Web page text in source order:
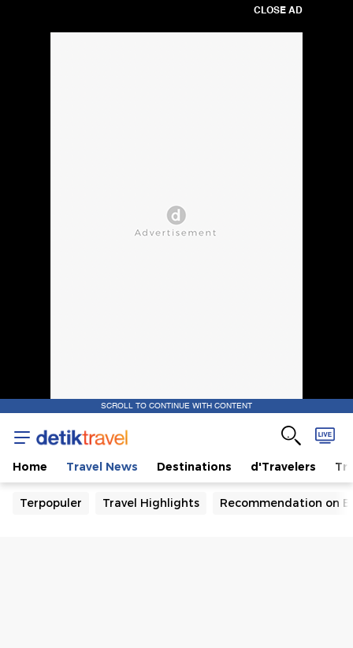
CLOSE AD
SCROLL TO CONTINUE WITH CONTENT
Home Travel News Destinations d'Travelers
Terpopuler Travel Highlights Recommendation on